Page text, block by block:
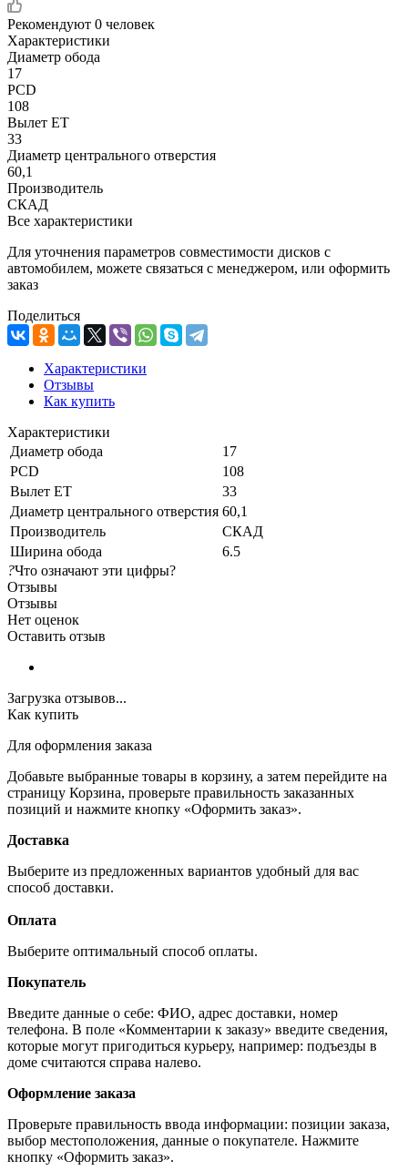
Рекомендуют 0 человек
Характеристики
Диаметр обода
17
PCD
108
Вылет ET
33
Диаметр центрального отверстия
60,1
Производитель
СКАД
Все характеристики
Для уточнения параметров совместимости дисков с
автомобилем, можете связаться с менеджером, или оформить
заказ
Поделиться
Характеристики
Отзывы
Как купить
Характеристики
Диаметр обода
17
PCD
108
Вылет ET
33
Диаметр центрального отверстия 60,1
Производитель
СКАД
Ширина обода
6.5
?Что означают эти цифры?
Отзывы
Отзывы
Нет оценок
Оставить отзыв
Загрузка отзывов...
Как купить
Для оформления заказа
Добавьте выбранные товары в корзину, а затем перейдите на
страницу Корзина, проверьте правильность заказанных
позиций и нажмите кнопку «Оформить заказ».
Доставка
Выберите из предложенных вариантов удобный для вас
способ доставки.
Оплата
Выберите оптимальный способ оплаты.
Покупатель
Введите данные о себе: ФИО, адрес доставки, номер
телефона. В поле «Комментарии к заказу» введите сведения,
которые могут пригодиться курьеру, например: подъезды в
доме считаются справа налево.
Оформление заказа
Проверьте правильность ввода информации: позиции заказа,
выбор местоположения, данные о покупателе. Нажмите
кнопку «Оформить заказ».